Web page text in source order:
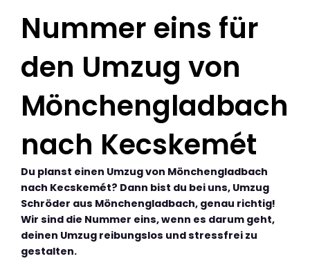
Nummer eins für
den Umzug von
Mönchengladbach
nach Kecskemét
Du planst einen Umzug von Mönchengladbach
nach Kecskemét? Dann bist du bei uns, Umzug
Schröder aus Mönchengladbach, genau richtig!
Wir sind die Nummer eins, wenn es darum geht,
deinen Umzug reibungslos und stressfrei zu
gestalten.